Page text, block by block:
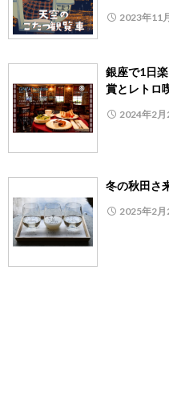
2023年11
銀座で1日
賞とレトロ
2024年2月
冬の秋田さ
2025年2月